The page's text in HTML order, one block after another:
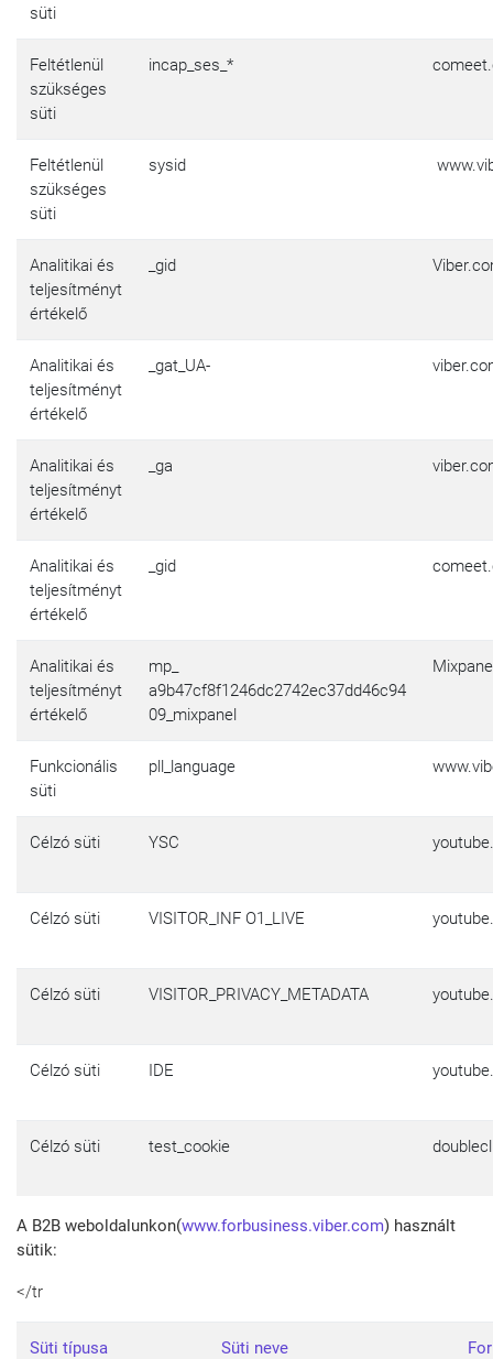
süti
Feltétlenül
szükséges
süti
incap_ses_*
Feltétlenül
szükséges
süti
sysid
Analitikai és
teljesítményt
értékelő
_gid
Analitikai és
teljesítményt
értékelő
_gat_UA-
Analitikai és
teljesítményt
értékelő
_ga
Analitikai és
teljesítményt
értékelő
_gid
Analitikai és
teljesítményt
értékelő
mp_
a9b47cf8f1246dc2742ec37dd46c94
09_mixpanel
Funkcionális
süti
pll_language
Célzó süti YSC
Célzó süti VISITOR_INF O1_LIVE
Célzó süti VISITOR_PRIVACY_METADATA
Célzó süti IDE
Célzó süti test_cookie
A B2B weboldalunkon(www.forbusiness.viber.com) használt
sütik:
</tr
Süti típusa Süti neve